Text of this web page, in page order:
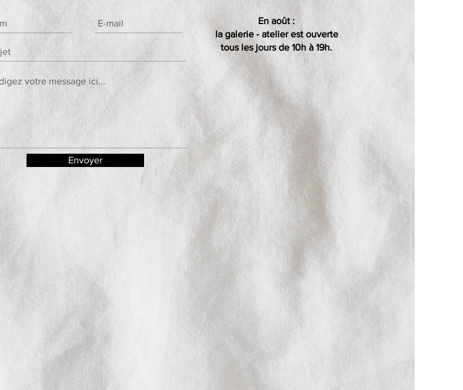
Envoyer
En août :
la galerie - atelier est ouverte
tous les jours de 10h à 19h.